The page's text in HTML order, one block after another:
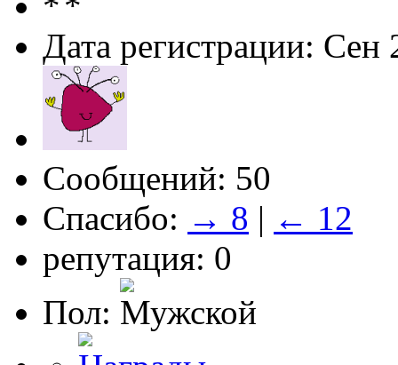
Дата регистрации: Сен
Сообщений: 50
Спасибо: → 8 | ← 12
репутация: 0
Пол: